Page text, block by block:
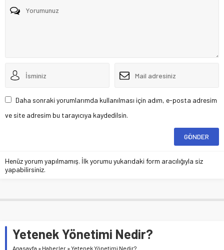
Daha sonraki yorumlarımda kullanılması için adım, e-posta adresim
ve site adresim bu tarayıcıya kaydedilsin.
Henüz yorum yapılmamış. İlk yorumu yukarıdaki form aracılığıyla siz
yapabilirsiniz.
Yetenek Yönetimi Nedir?
Anasayfa » Haberler »Yetenek Yönetimi Nedir?